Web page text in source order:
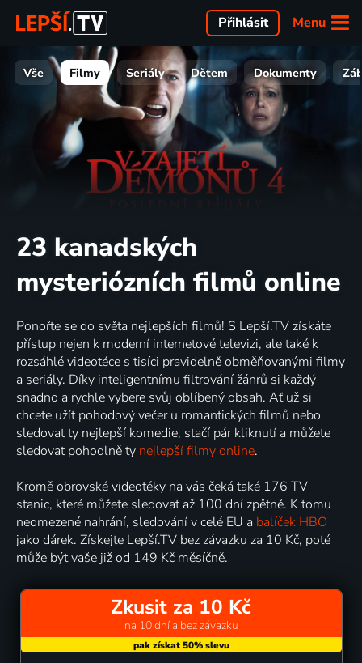
Menu
Přihlásit
Vše Filmy Seriály Dětem Dokumenty
23 kanadských
mysteriózních filmů online
Ponořte se do světa nejlepších filmů! S Lepší.TV získáte
přístup nejen k moderní internetové televizi, ale také k
rozsáhlé videotéce s tisíci pravidelně obměňovanými filmy
a seriály. Díky inteligentnímu filtrování žánrů si každý
snadno a rychle vybere svůj oblíbený obsah. Ať už si
chcete užít pohodový večer u romantických filmů nebo
sledovat ty nejlepší komedie, stačí pár kliknutí a můžete
sledovat pohodlně ty nejlepší filmy online.
Kromě obrovské videotéky na vás čeká také 176 TV
stanic, které můžete sledovat až 100 dní zpětně. K tomu
neomezené nahrání, sledování v celé EU a balíček HBO
jako dárek. Získejte Lepší.TV bez závazku za 10 Kč, poté
může být vaše již od 149 Kč měsíčně.
Zkusit za 10 Kč
na 10 dní a bez závazku